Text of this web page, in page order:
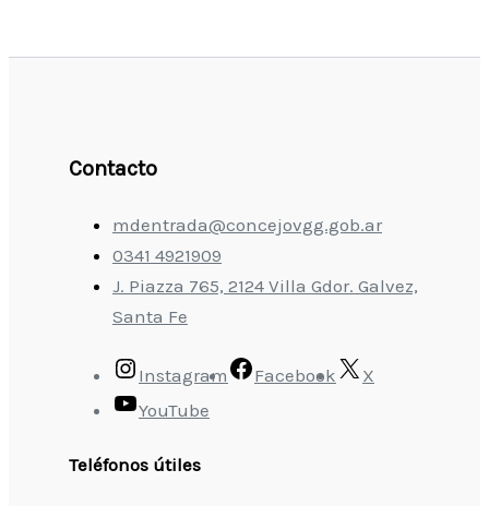
Contacto
mdentrada@concejovgg.gob.ar
0341 4921909
J. Piazza 765, 2124 Villa Gdor. Galvez,
Santa Fe
Instagram Facebook
X
YouTube
Teléfonos útiles